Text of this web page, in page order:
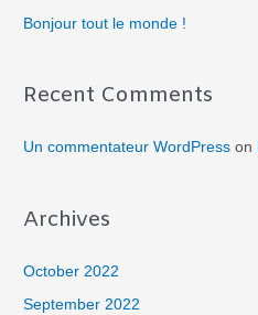
Bonjour tout le monde !
Recent Comments
Un commentateur WordPress on
Archives
October 2022
September 2022